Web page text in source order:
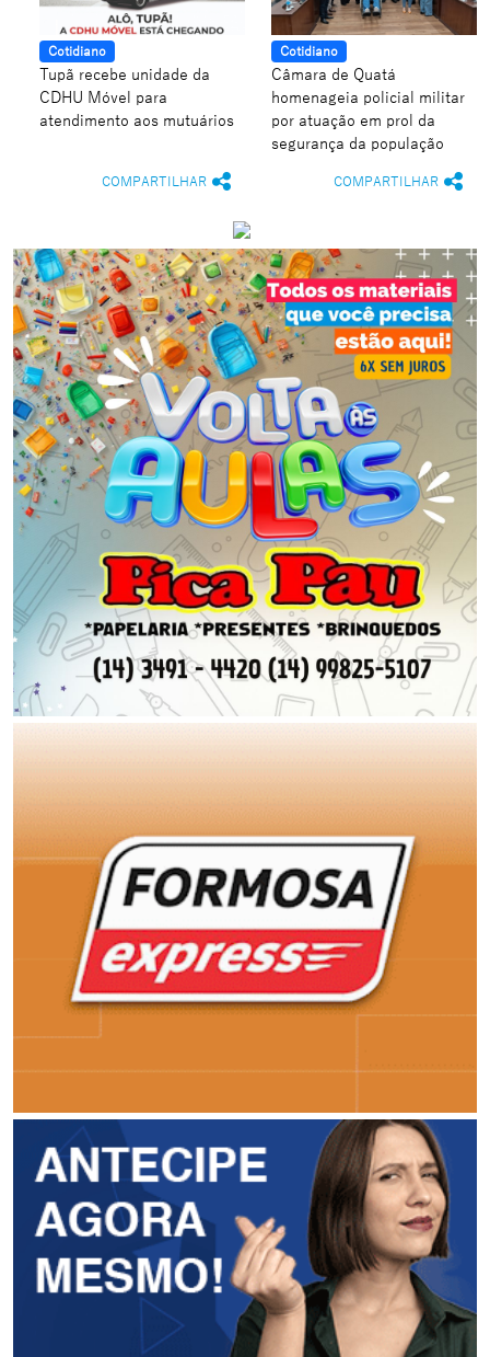
Cotidiano
Tupã recebe unidade da
CDHU Móvel para
atendimento aos mutuários
COMPARTILHAR
Cotidiano
Câmara de Quatá
homenageia policial militar
por atuação em prol da
segurança da população
COMPARTILHAR